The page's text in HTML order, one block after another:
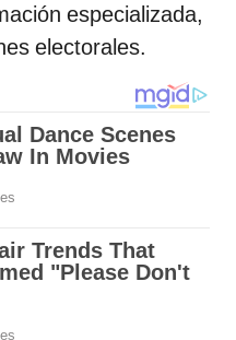
especializada,
electorales.